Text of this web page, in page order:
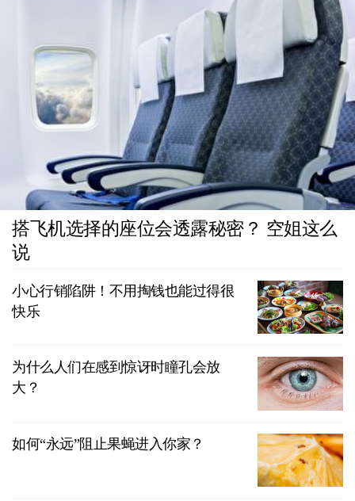
搭飞机选择的座位会透露秘密？ 空姐这么
说
小心行销陷阱！不用掏钱也能过得很
快乐
为什么人们在感到惊讶时瞳孔会放
大？
如何“永远”阻止果蝇进入你家？